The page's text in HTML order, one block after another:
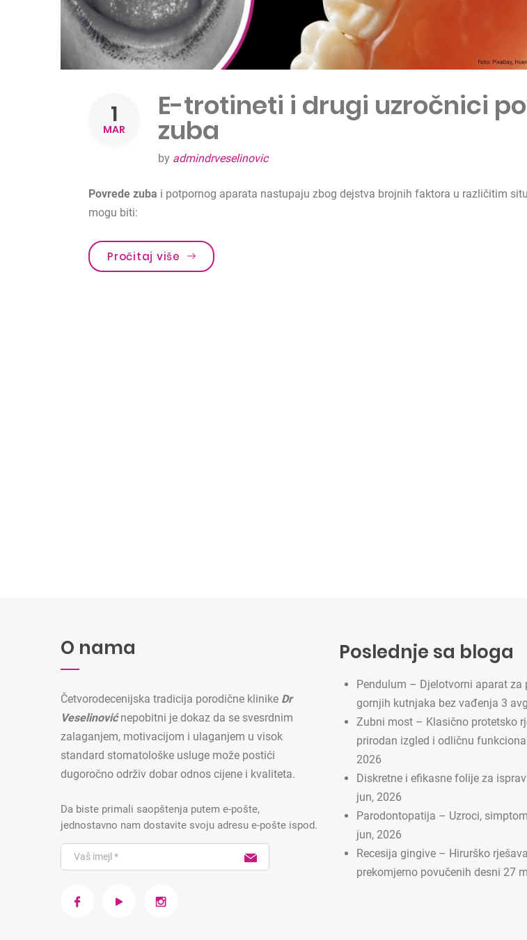
1
MAR
E-trotineti i drugi uzročnici
zuba
by admindrveselinovic
Povrede zuba i potpornog aparata nastupaju zbog dejstva brojnih faktora u različitim
mogu biti:
Pročitaj više
O nama
Četvorodecenijska tradicija porodične klinike Dr
Veselinovićnepobitni je dokaz da se svesrdnim
zalaganjem, motivacijom i ulaganjem u visok
standard stomatološke usluge može postići
dugoročno održiv dobar odnos cijene i kvaliteta.
Da biste primali saopštenja putem e-pošte,
jednostavno nam dostavite svoju adresu e-pošte ispod.
Poslednje sa bloga
Pendulum – Djelotvorni aparat za
gornjih kutnjaka bez vađenja 3
Zubni most – Klasično protetsko
prirodan izgled i odličnu
2026
Diskretne i efikasne folije za
jun, 2026
Parodontopatija – Uzroci,
jun, 2026
Recesija gingive – Hirurško
prekomjerno povučenih desni 27